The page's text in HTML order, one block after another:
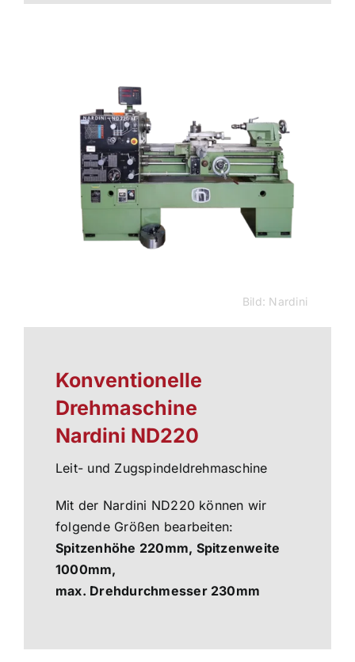
Bild: Nardini
Konventionelle
Drehmaschine
Nardini ND220
Leit- und Zugspindeldrehmaschine
Mit der Nardini ND220 können wir
folgende Größen bearbeiten:
Spitzenhöhe 220mm, Spitzenweite
1000mm,
max. Drehdurchmesser 230mm